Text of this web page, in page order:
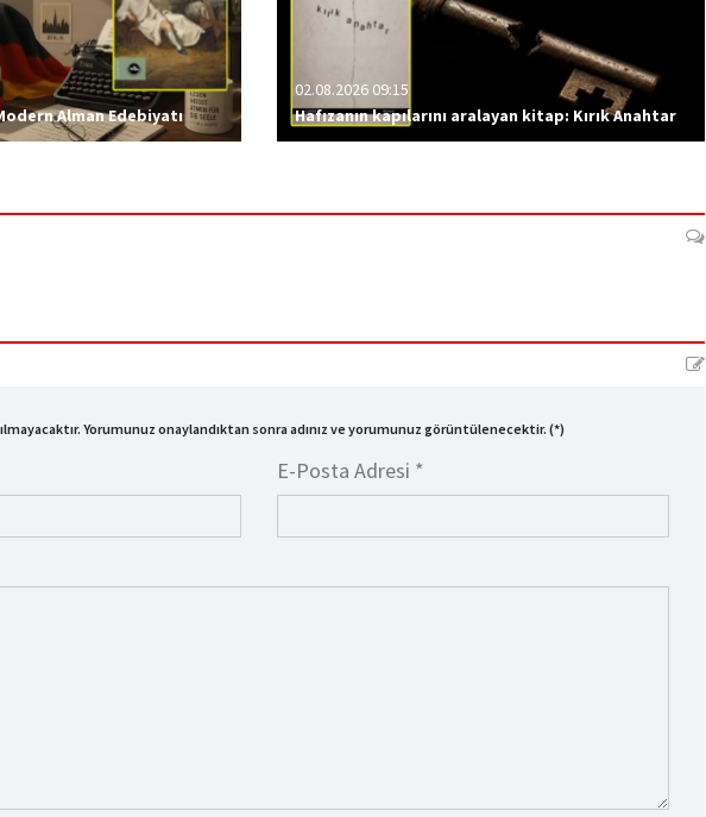
Alman Edebiyatı
02.08.2026 09:15
Hafızanın kapılarını aralayan kitap: Kırık Anahtar
Yorumunuz onaylandıktan sonra adınız ve yorumunuz görüntülenecektir. (*)
E-Posta Adresi *